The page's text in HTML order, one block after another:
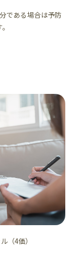
である場合は予防
（4価）